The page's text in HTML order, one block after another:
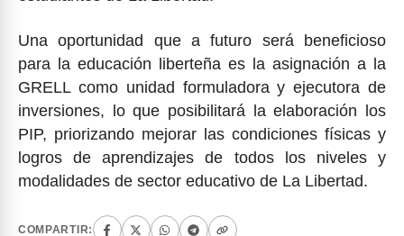
Una oportunidad que a futuro será beneficioso
para la educación liberteña es la asignación a la
GRELL como unidad formuladora y ejecutora de
inversiones, lo que posibilitará la elaboración los
PIP, priorizando mejorar las condiciones físicas y
logros de aprendizajes de todos los niveles y
modalidades de sector educativo de La Libertad.
COMPARTIR: